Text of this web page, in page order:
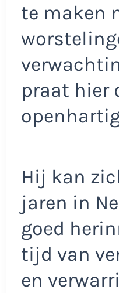
te maken
praat hier
Hij kan
jaren in
goed
tijd van
en